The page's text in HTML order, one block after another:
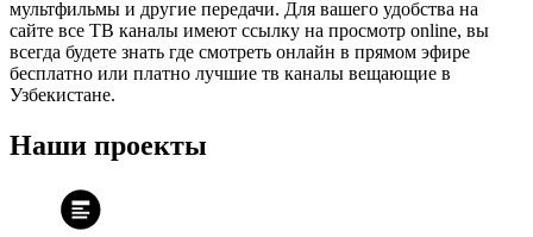
мультфильмы и другие передачи. Для вашего удобства на
сайте все ТВ каналы имеют ссылку на просмотр online, вы
всегда будете знать где смотреть онлайн в прямом эфире
бесплатно или платно лучшие тв каналы вещающие в
Узбекистане.
Наши проекты